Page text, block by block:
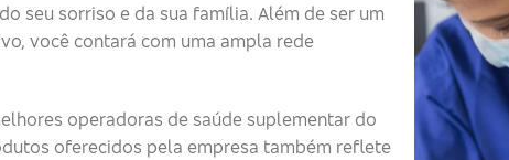
seu sorriso e da sua família. Além de ser um
você contará com uma ampla rede
operadoras de saúde suplementar do
oferecidos pela empresa também reflete